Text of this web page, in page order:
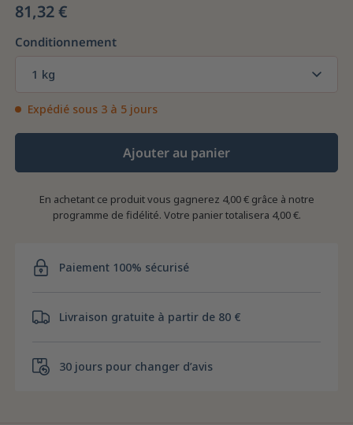
81,32 €
Conditionnement
1 kg
Expédié sous 3 à 5 jours
Ajouter au panier
En achetant ce produit vous gagnerez 4,00 €grâce à notre
programme de fidélité. Votre panier totalisera 4,00 €.
Paiement 100% sécurisé
Livraison gratuite à partir de 80 €
30 jours pour changer d’avis